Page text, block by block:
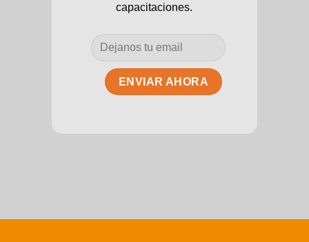
capacitaciones.